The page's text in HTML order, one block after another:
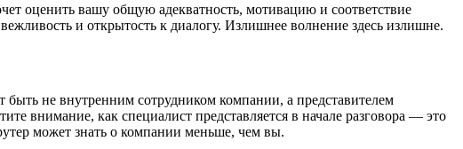
оценить вашу общую адекватность, мотивацию и соответствие
и открытость к диалогу. Излишнее волнение здесь излишне.
быть не внутренним сотрудником компании, а представителем
внимание, как специалист представляется в начале разговора — это
может знать о компании меньше, чем вы.